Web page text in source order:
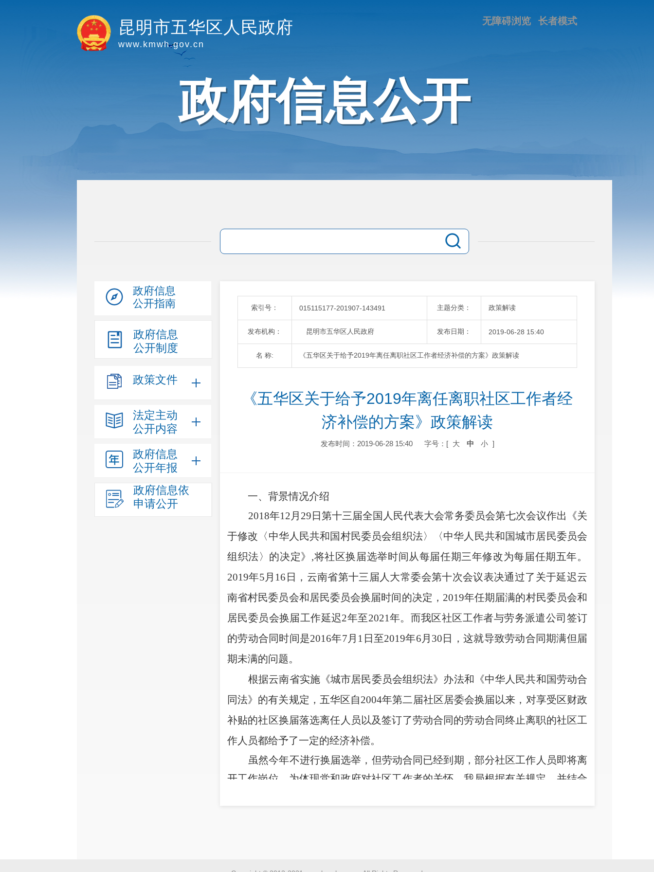
昆明市五华区人民政府
www.kmwh.gov.cn
长者模式
无障碍浏览
政府信息公开
政府信息
公开指南
政府信息
公开制度
政策文件
法定主动
公开内容
政府信息
公开年报
政府信息依
申请公开
索引号： 015115177-201907-143491 主题分类： 政策解读
发布机构： 昆明市五华区人民政府 发布日期： 2019-06-28 15:40
名 称: 《五华区关于给予2019年离任离职社区工作者经济补偿的方案》政策解读
《五华区关于给予2019年离任离职社区工作者经
济补偿的方案》政策解读
发布时间：2019-06-28 15:40 字号：[ 大 中 小 ]
一、背景情况介绍
2018年12月29日第十三届全国人民代表大会常务委员会第七次会议作出《关
于修改〈中华人民共和国村民委员会组织法〉〈中华人民共和国城市居民委员会
组织法〉的决定》,将社区换届选举时间从每届任期三年修改为每届任期五年。
2019年5月16日，云南省第十三届人大常委会第十次会议表决通过了关于延迟云
南省村民委员会和居民委员会换届时间的决定，2019年任期届满的村民委员会和
居民委员会换届工作延迟2年至2021年。而我区社区工作者与劳务派遣公司签订
的劳动合同时间是2016年7月1日至2019年6月30日
，这就导致劳动合同期满但届
期未满的问题。
根据云南省实施《城市居民委员会组织法》办法和《中华人民共和国劳动合
同法》的有关规定，五华区自2004年第二届社区居委会换届以来，对享受区财政
补贴的社区换届落选离任人员以及签订了劳动合同的劳动合同终止离职的社区工
作人员都给予了一定的经济补偿。
虽然今年不进行换届选举，但劳动合同已经到期，部分社区工作人员即将离
开工作岗位。为体现党和政府对社区工作者的关怀，我局根据有关规定， 并结合